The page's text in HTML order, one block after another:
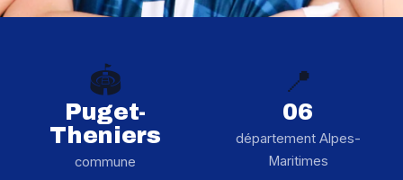
🏟️
Puget-
Theniers
commune
📍
06
département Alpes-
Maritimes